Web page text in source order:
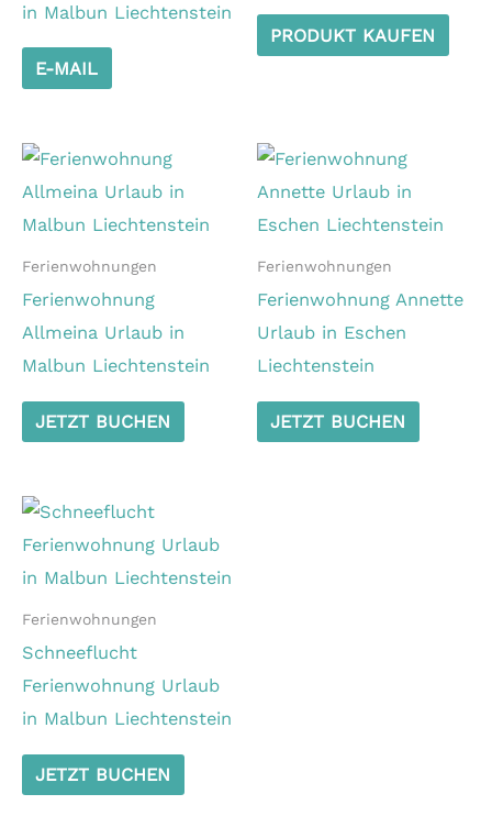
in Malbun Liechtenstein
E-MAIL
PRODUKT KAUFEN
Ferienwohnungen
Ferienwohnung
Allmeina Urlaub in
Malbun Liechtenstein
JETZT BUCHEN
Ferienwohnungen
Ferienwohnung Annette
Urlaub in Eschen
Liechtenstein
JETZT BUCHEN
Ferienwohnungen
Schneeflucht
Ferienwohnung Urlaub
in Malbun Liechtenstein
JETZT BUCHEN